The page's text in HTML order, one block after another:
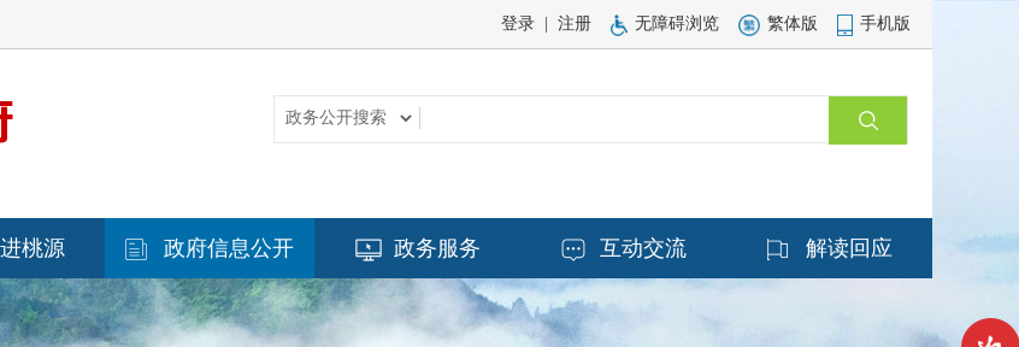
登录 注册 无障碍浏览 繁体版 手机版
桃源 政府信息公开 政务服务 互动交流 解读回应